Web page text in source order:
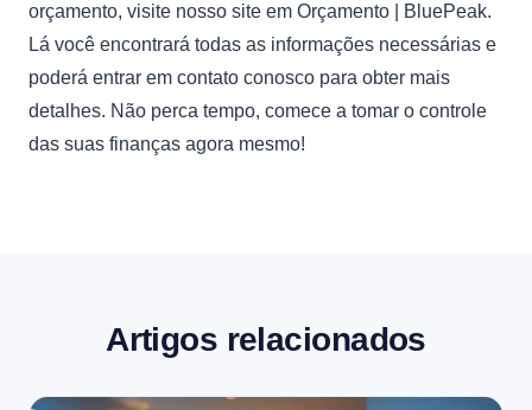
orçamento, visite nosso site em Orçamento | BluePeak.
Lá você encontrará todas as informações necessárias e
poderá entrar em contato conosco para obter mais
detalhes. Não perca tempo, comece a tomar o controle
das suas finanças agora mesmo!
Artigos relacionados